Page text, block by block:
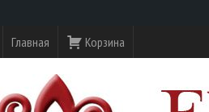
Главная Корзина